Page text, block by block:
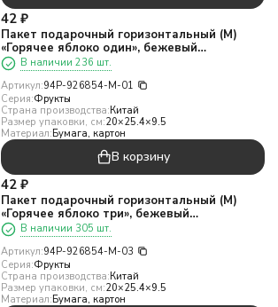
42 ₽
Пакет подарочный горизонтальный (М)
«Горячее яблоко один», бежевый
(25,4*20*9,5)
В наличии 236 шт.
Артикул:94P-926854-M-01
Серия:Фрукты
Страна производства:Китай
Размер упаковки, см:20×25.4×9.5
Материал:Бумага, картон
В корзину
42 ₽
Пакет подарочный горизонтальный (М)
«Горячее яблоко три», бежевый
(25,4*20*9,5)
В наличии 305 шт.
Артикул:94P-926854-M-03
Серия:Фрукты
Страна производства:Китай
Размер упаковки, см:20×25.4×9.5
Материал:Бумага, картон